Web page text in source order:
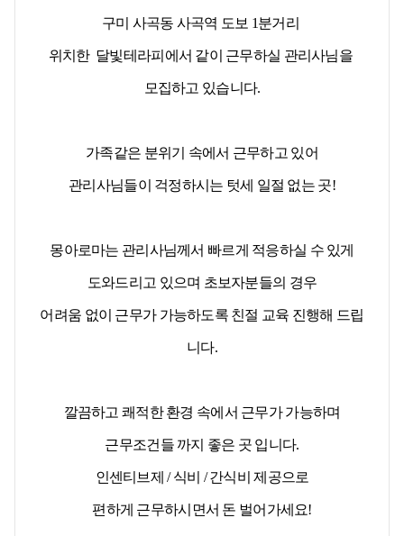
구미 사곡동 사곡역 도보 1분거리
위치한 달빛테라피에서 같이 근무하실 관리사님을
모집하고 있습니다.
가족같은 분위기 속에서 근무하고 있어
관리사님들이 걱정하시는 텃세 일절 없는 곳!
몽아로마는 관리사님께서 빠르게 적응하실 수 있게
도와드리고 있으며 초보자분들의 경우
어려움 없이 근무가 가능하도록 친절 교육 진행해 드립
니다.
깔끔하고 쾌적한 환경 속에서 근무가 가능하며
근무조건들 까지 좋은 곳 입니다.
인센티브제 / 식비 / 간식비 제공으로
편하게 근무하시면서 돈 벌어가세요!